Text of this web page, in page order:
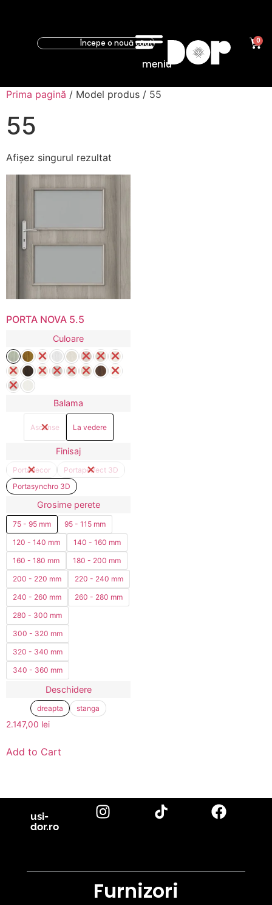
meniu
0
Prima pagină / Model produs / 55
55
Afișez singurul rezultat
PORTA NOVA 5.5
Culoare
Balama
Ascunse La vedere
Finisaj
Portadecor
Portaperfect 3D
Portasynchro 3D
Grosime perete
75 - 95 mm
95 - 115 mm
120 - 140 mm
140 - 160 mm
160 - 180 mm
180 - 200 mm
200 - 220 mm
220 - 240 mm
240 - 260 mm
260 - 280 mm
280 - 300 mm
300 - 320 mm
320 - 340 mm
340 - 360 mm
Deschidere
dreapta stanga
2.147,00 lei
Add to Cart
usi-
dor.ro
Furnizori